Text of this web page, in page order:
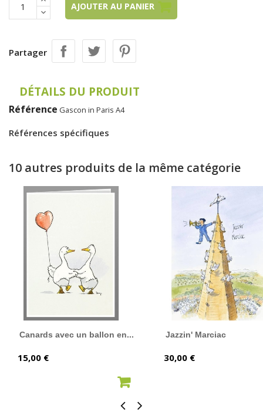
AJOUTER AU PANIER
Partager
DÉTAILS DU PRODUIT
Référence Gascon in Paris A4
Références spécifiques
10 autres produits de la même catégorie
Canards avec un ballon en...
Prix
15,00 €
Jazzin' Marciac
Prix
30,00 €